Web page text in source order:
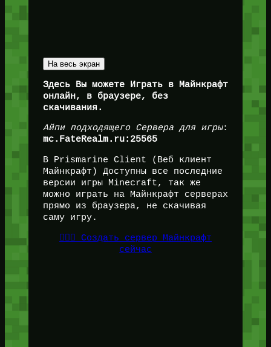
На весь экран
Здесь Вы можете Играть в Майнкрафт
онлайн, в браузере, без
скачивания.
Айпи подходящего Сервера для игры:
mc.FateRealm.ru:25565
В Prismarine Client (Веб клиент
Майнкрафт) Доступны все последние
версии игры Minecraft, так же
можно играть на Майнкрафт серверах
прямо из браузера, не скачивая
саму игру.
👉🏻🎁 Создать сервер Майнкрафт
сейчас